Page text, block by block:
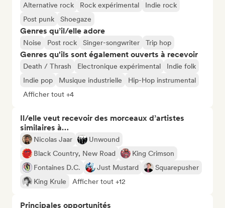
Alternative rock Rock expérimental
Indie rock
Post punk
Shoegaze
Genres qu’il/elle adore
Noise Post rock Singer-songwriter Trip hop
Genres qu'ils sont également ouverts à recevoir
Death / Thrash Electronique expérimental
Indie folk
Indie pop
Musique industrielle
Hip-Hop instrumental
Afficher tout +4
Il/elle veut recevoir des morceaux d’artistes
similaires à…
Nicolas Jaar
Unwound
Black Country, New Road
King Crimson
Fontaines D.C.
Just Mustard
Squarepusher
King Krule
Afficher tout +12
Principales opportunités